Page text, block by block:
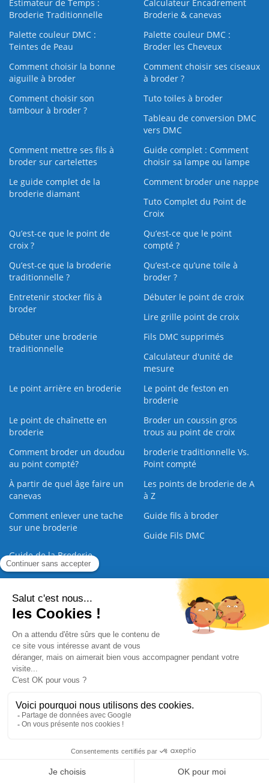
Estimateur de Temps :
Broderie Traditionnelle
Calculateur Encadrement
Broderie & canevas
Palette couleur DMC :
Teintes de Peau
Palette couleur DMC :
Broder les Cheveux
Comment choisir la bonne
aiguille à broder
Comment choisir ses ciseaux
à broder ?
Comment choisir son
tambour à broder ?
Tuto toiles à broder
Tableau de conversion DMC
vers DMC
Comment mettre ses fils à
broder sur cartelettes
Guide complet : Comment
choisir sa lampe ou lampe
Le guide complet de la
broderie diamant
Comment broder une nappe
Tuto Complet du Point de
Croix
Qu’est-ce que le point de
croix ?
Qu’est-ce que le point
compté ?
Qu’est-ce que la broderie
traditionnelle ?
Qu’est‑ce qu’une toile à
broder ?
Entretenir stocker fils à
broder
Débuter le point de croix
Lire grille point de croix
Débuter une broderie
traditionnelle
Fils DMC supprimés
Calculateur d'unité de
mesure
Le point arrière en broderie
Le point de feston en
broderie
Le point de chaînette en
broderie
Broder un coussin gros
trous au point de croix
Comment broder un doudou
au point compté?
broderie traditionnelle Vs.
Point compté
À partir de quel âge faire un
canevas
Les points de broderie de A
à Z
Comment enlever une tache
sur une broderie
Guide fils à broder
Guide Fils DMC
Guide de la Broderie
Commande Papier | Nous contacter |
Paiement sécurisé |
2008 - 2026 © CreaMagic. ALL Rights Reserved.